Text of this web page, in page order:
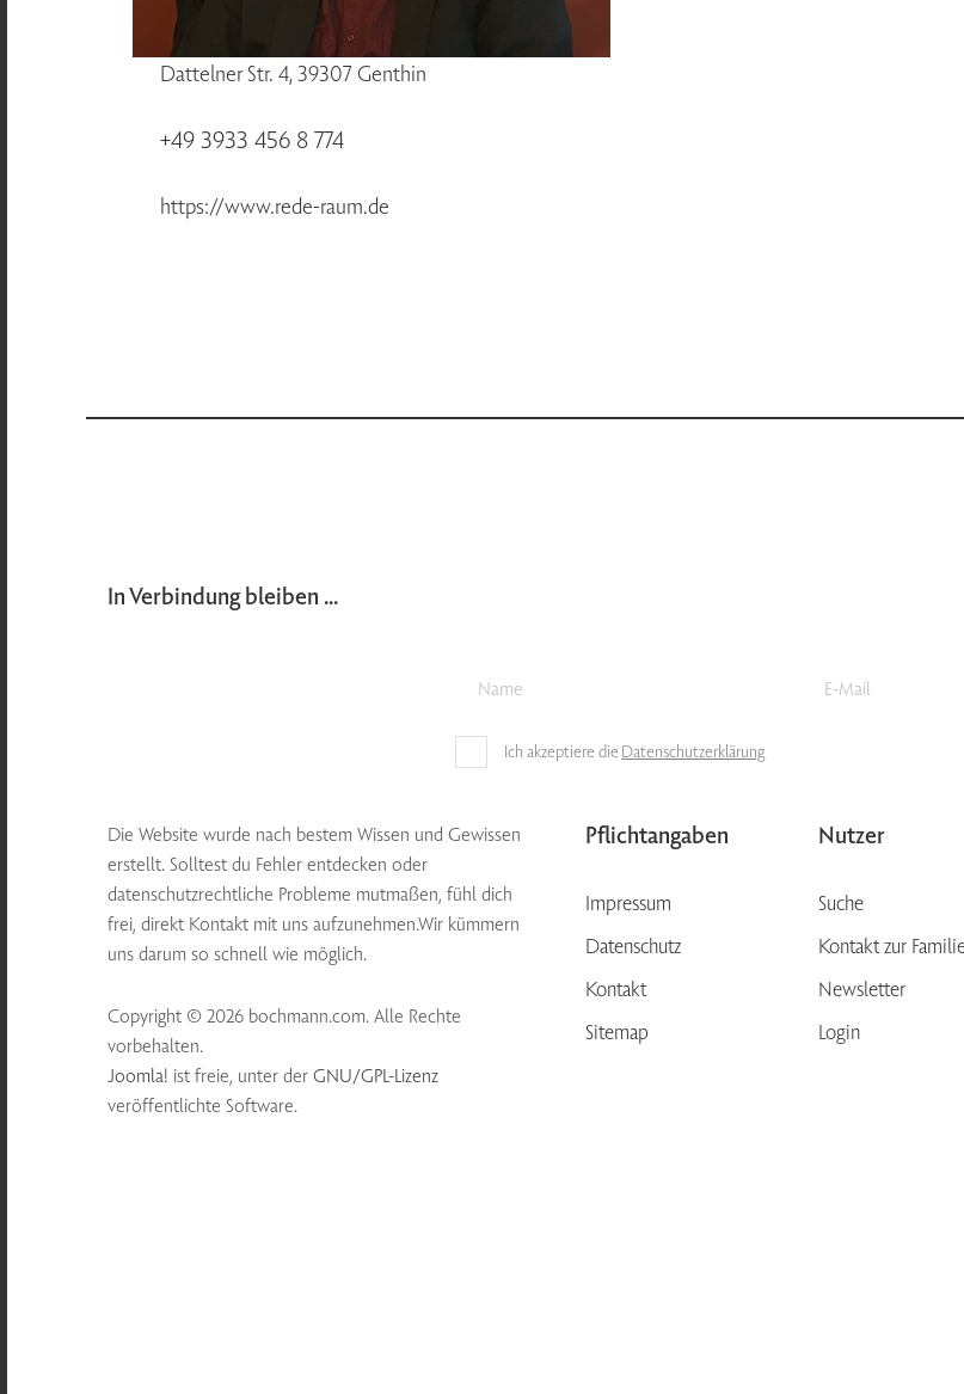
Dattelner Str. 4, 39307 Genthin
+49 3933 456 8 774
https://www.rede-raum.de
In Verbindung bleiben ...
Ich akzeptiere die Datenschutzerklärung
Die Website wurde nach bestem Wissen und Gewissen
erstellt. Solltest du Fehler entdecken oder
datenschutzrechtliche Probleme mutmaßen, fühl dich
frei, direkt Kontakt mit uns aufzunehmen.Wir kümmern
uns darum so schnell wie möglich.
Copyright © 2026 bochmann.com. Alle Rechte
vorbehalten.
Joomla! ist freie, unter der GNU/GPL-Lizenz
veröffentlichte Software.
Pflichtangaben
Impressum
Datenschutz
Kontakt
Sitemap
Nutzer
Suche
Kontakt zur
Newsletter
Login